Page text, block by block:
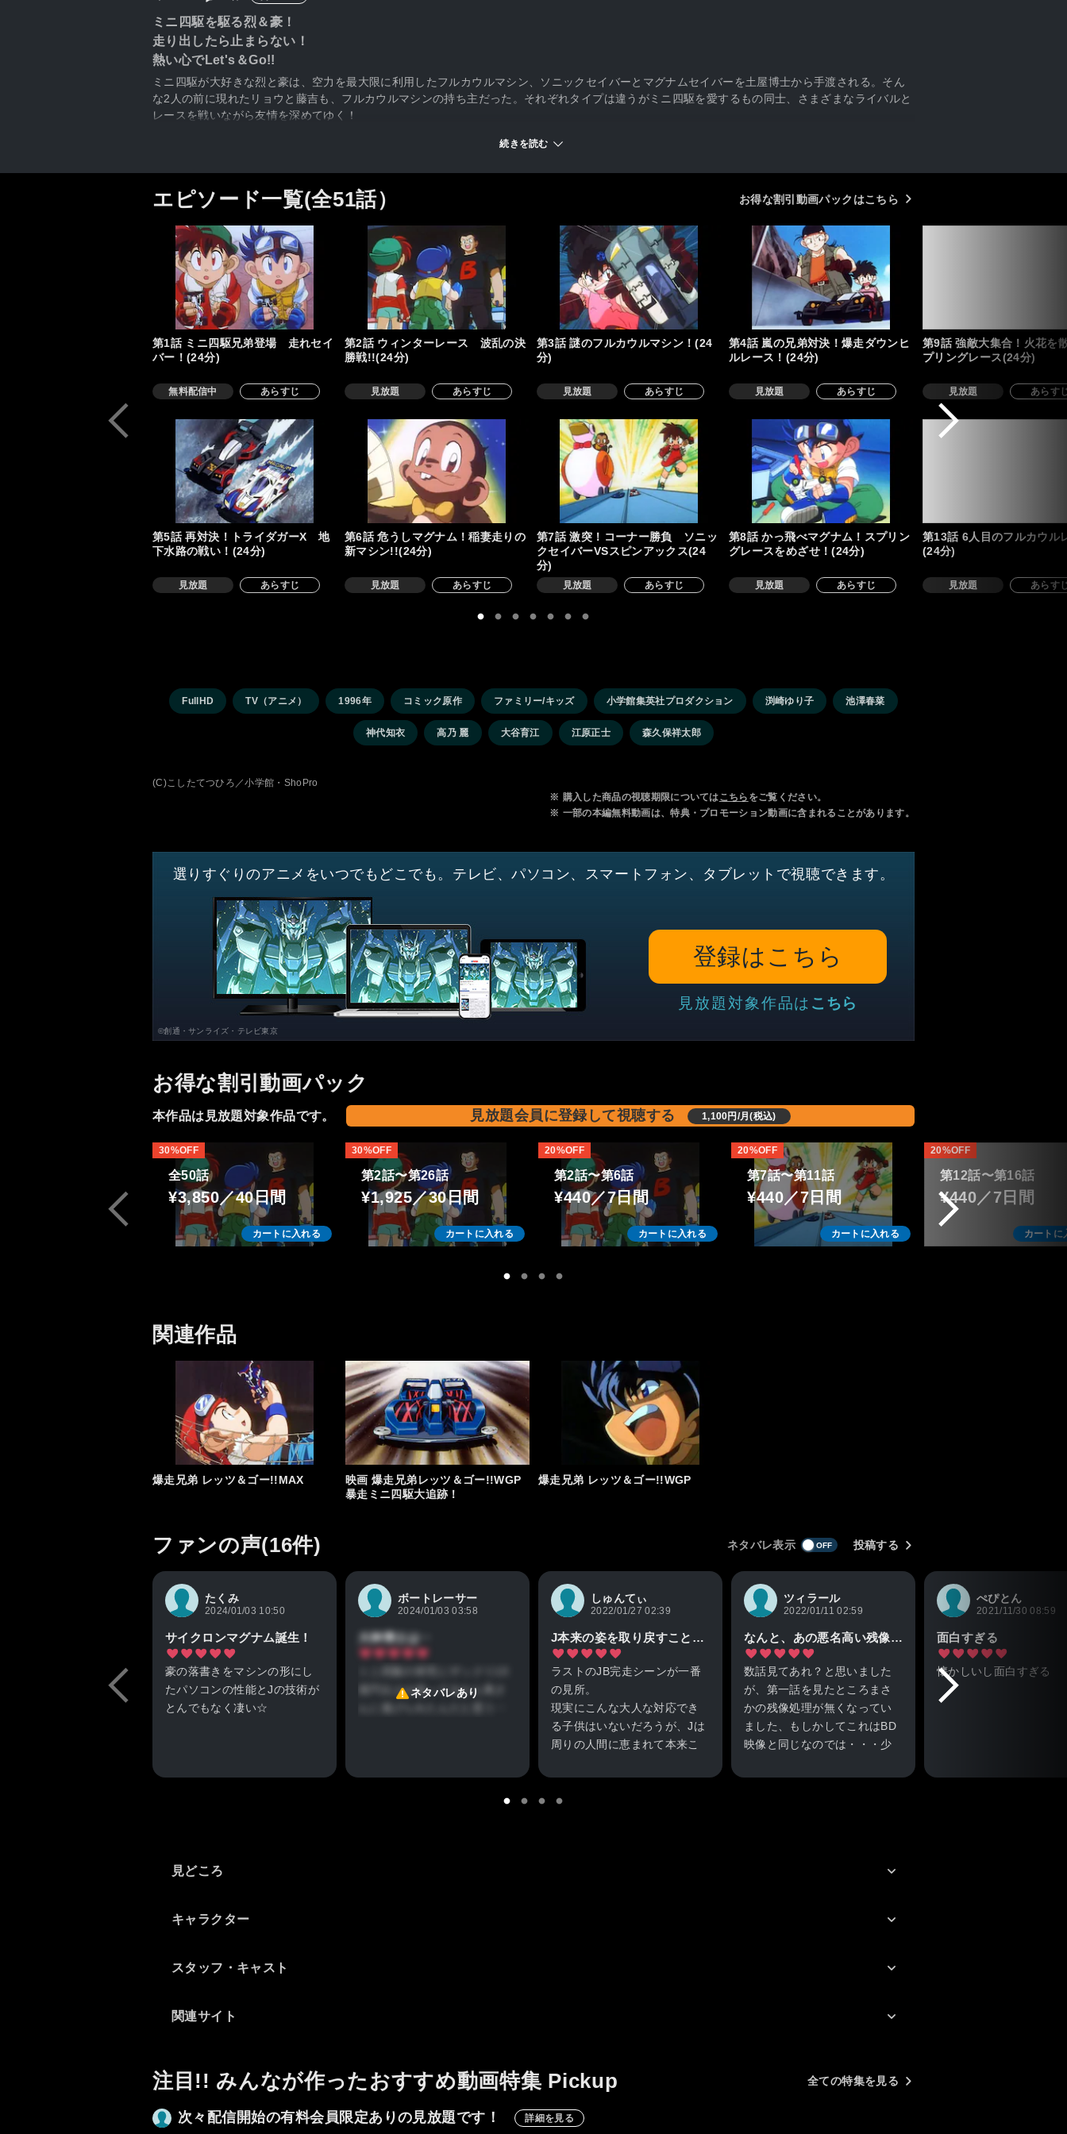
ミニ四駆を駆る烈＆豪！
走り出したら止まらない！
熱い心でLet's＆Go!!
ミニ四駆が大好きな烈と豪は、空力を最大限に利用したフルカウルマシン、ソニックセイバーとマグナムセイバーを土屋博士から手渡される。そん
な2人の前に現れたリョウと藤吉も、フルカウルマシンの持ち主だった。それぞれタイプは違うがミニ四駆を愛するもの同士、さまざまなライバルと
レースを戦いながら友情を深めてゆく！
続きを読む
エピソード一覧(全51話） お得な割引動画パックはこちら
第1話 ミニ四駆兄弟登場 走れセイ
バー！(24分)
無料配信中 あらすじ
第2話 ウィンターレース 波乱の決
勝戦!!(24分)
見放題 あらすじ
第3話 謎のフルカウルマシン！(24
分)
見放題 あらすじ
第4話 嵐の兄弟対決！爆走ダウンヒ
ルレース！(24分)
見放題 あらすじ
第5話 再対決！トライダガーX 地
下水路の戦い！(24分)
見放題 あらすじ
第6話 危うしマグナム！稲妻走りの
新マシン!!(24分)
見放題 あらすじ
第7話 激突！コーナー勝負 ソニッ
クセイバーVSスピンアックス(24
分)
見放題 あらすじ
第8話 かっ飛べマグナム！スプリン
グレースをめざせ！(24分)
見放題 あらすじ
第9話 強敵大集合！火花を
プリングレース(24分)
見放題 あらす
第13話 6人目のフルカウル
(24分)
見放題 あらす
FullHD TV（アニメ） 1996年 コミック原作 ファミリー/キッズ 小学館集英社プロダクション 渕崎ゆり子 池澤春菜
神代知衣 高乃 麗 大谷育江 江原正士 森久保祥太郎
(C)こしたてつひろ／小学館・ShoPro
※ 購入した商品の視聴期限についてはこちら をご覧ください。
※ 一部の本編無料動画は、特典・プロモーション動画に含まれることがあります。
選りすぐりのアニメをいつでもどこでも。テレビ、パソコン、スマートフォン、タブレットで視聴できます。
登録はこちら
見放題対象作品は こちら
©創通・サンライズ・テレビ東京
お得な割引動画パック
本作品は見放題対象作品です。 見放題会員に登録して視聴する 1,100円/月(税込)
全50話
¥3,850／40日間
カートに入れる
30%OFF
第2話〜第26話
¥1,925／30日間
カートに入れる
30%OFF
第2話〜第6話
¥440／7日間
カートに入れる
20%OFF
第7話〜第11話
¥440／7日間
カートに入れる
20%OFF
第12話〜第16話
¥440／7日間
カートに
20%OFF
関連作品
爆走兄弟 レッツ＆ゴー!!MAX
映画 爆走兄弟レッツ＆ゴー!!WGP
暴走ミニ四駆大追跡！
爆走兄弟 レッツ＆ゴー!!WGP
ファンの声(16件) ネタバレ表示 投稿する
たくみ
2024/01/03 10:50
サイクロンマグナム誕生！
豪の落書きをマシンの形にし
たパソコンの性能とJの技術が
とんでもなく凄い☆
ボートレーサー
2024/01/03 03:58
大神博士は‥
億円以上は使ってるから奥さ
ネタバレあり
しゅんてぃ
2022/01/27 02:39
J本来の姿を取り戻すことができた回
ラストのJB完走シーンが一番
の見所。
現実にこんな大人な対応でき
る子供はいないだろうが、Jは
周りの人間に恵まれて本来こ
すことが出来た良回。
ツィラール
2022/01/11 02:59
なんと、あの悪名高い残像処理がない高画質
数話見てあれ？と思いました
が、第一話を見たところまさ
かの残像処理が無くなってい
ました、もしかしてこれはBD
映像と同じなのでは・・・少
メストアなどで配信されてい
ぺぴとん
2021/11/30 08:59
面白すぎる
懐かしいし面白すぎる
見どころ
キャラクター
スタッフ・キャスト
関連サイト
注目!! みんなが作ったおすすめ動画特集 Pickup 全ての特集を見る
次々配信開始の有料会員限定ありの見放題です！ 詳細を見る